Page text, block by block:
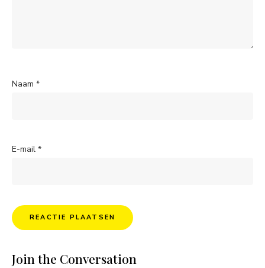
Naam *
E-mail *
Join the Conversation